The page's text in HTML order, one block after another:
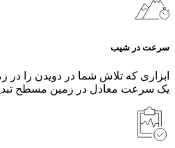
سرعت در شیب
ابزاری که تلاش شما در دویدن را
یک سرعت معادل در زمین مسطح